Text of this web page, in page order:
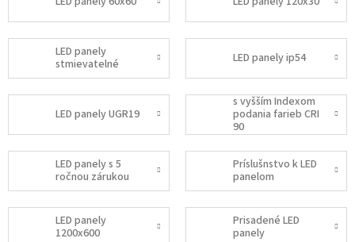
LED panely
stmievatelné
LED panely ip54
LED panely UGR19
s vyšším Indexom
podania farieb CRI
90
LED panely s 5
ročnou zárukou
Príslušnstvo k LED
panelom
LED panely
1200x600
Prisadené LED
panely